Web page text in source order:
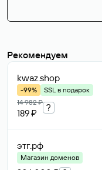
Рекомендуем
kwaz.shop
-99%
SSL в подарок
14 982 ₽
189 ₽
?
этг.рф
Магазин доменов